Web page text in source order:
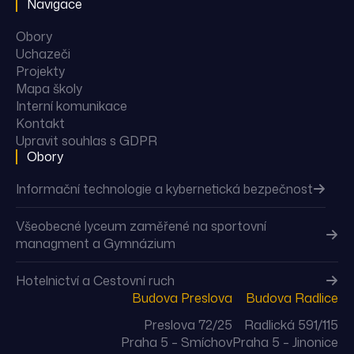
Navigace
Obory
Uchazeči
Projekty
Mapa školy
Interní komunikace
Kontakt
Upravit souhlas s GDPR
Obory
Informační technologie a kybernetická bezpečnost
Všeobecné lyceum zaměřené na sportovní
managment a Gymnázium
Hotelnictví a Cestovní ruch
Budova Preslova
Preslova 72/25
Praha 5 – Smíchov
Budova Radlice
Radlická 591/115
Praha 5 – Jinonice